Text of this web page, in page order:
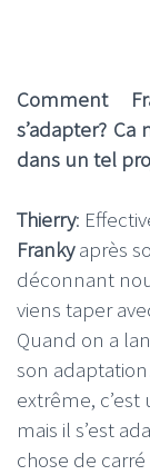
Comment
s’adapter?
dans un tel
Thierry:
Frankyaprès
déconnant
viens taper
Quand on a
son
extrême,
mais il s’est
chose de